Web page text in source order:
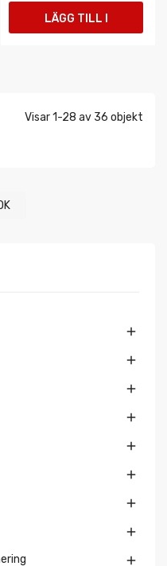
LÄGG TILL I
Visar 1-28 av 36 objekt








